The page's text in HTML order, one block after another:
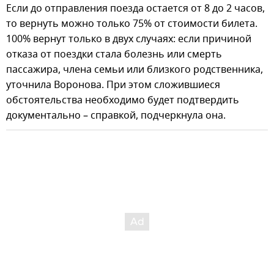
Если до отправления поезда остается от 8 до 2 часов,
то вернуть можно только 75% от стоимости билета.
100% вернут только в двух случаях: если причиной
отказа от поездки стала болезнь или смерть
пассажира, члена семьи или близкого родственника,
уточнила Воронова. При этом сложившиеся
обстоятельства необходимо будет подтвердить
документально – справкой, подчеркнула она.